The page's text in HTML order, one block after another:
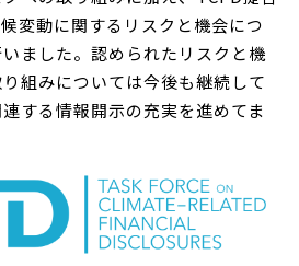
変動に関するリスクと機会につ
ました。認められたリスクと機
組みについては今後も継続して
する情報開示の充実を進めてま